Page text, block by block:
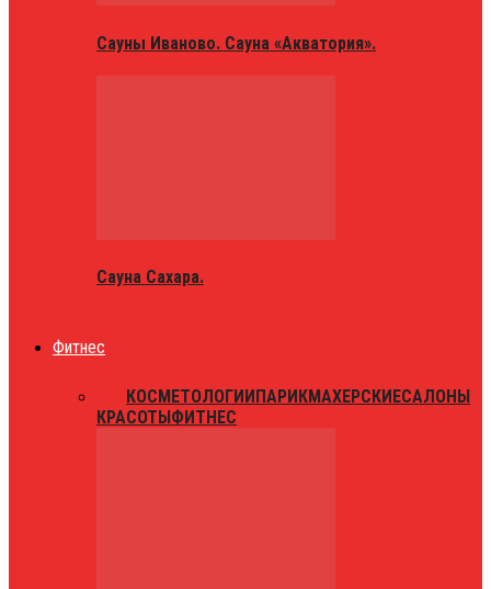
Сауны Иваново. Сауна «Акватория».
Сауна Сахара.
Фитнес
КОСМЕТОЛОГИИПАРИКМАХЕРСКИЕСАЛОНЫ
КРАСОТЫФИТНЕС